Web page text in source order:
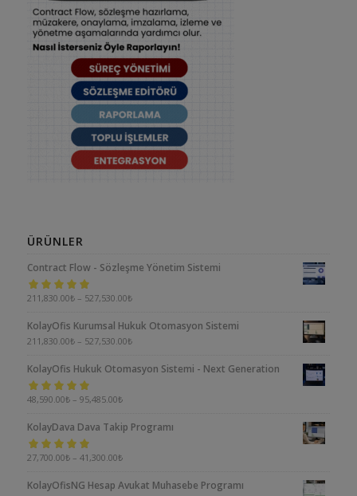
ÜRÜNLER
Contract Flow - Sözleşme Yönetim Sistemi
5 üzerinden
211,830.00₺ – 527,530.00₺
KolayOfis Kurumsal Hukuk Otomasyon Sistemi
211,830.00₺ – 527,530.00₺
KolayOfis Hukuk Otomasyon Sistemi - Next Generation
5 üzerinden
48,590.00₺ – 95,485.00₺
KolayDava Dava Takip Programı
5 üzerinden
27,700.00₺ – 41,300.00₺
KolayOfisNG Hesap Avukat Muhasebe Programı